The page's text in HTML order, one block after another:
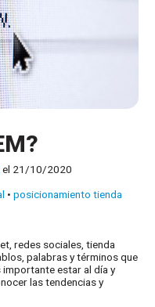
el 21/10/2020
•posicionamiento tienda
redes sociales, tienda
palabras y términos que
estar al día y
las tendencias y